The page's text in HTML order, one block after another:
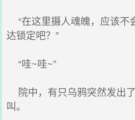
“在这里摄人魂魄，应该不
达锁定吧？”
“哇~哇~”
院中，有只乌鸦突然发出
叫。